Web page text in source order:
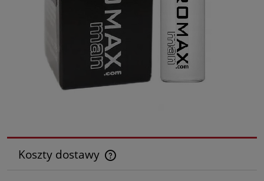
Koszty dostawy
Cena nie zawiera ewentualnych kosztów płatności